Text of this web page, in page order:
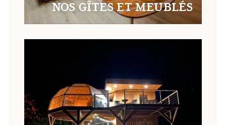
NOS GÎTES ET MEUBLÉS